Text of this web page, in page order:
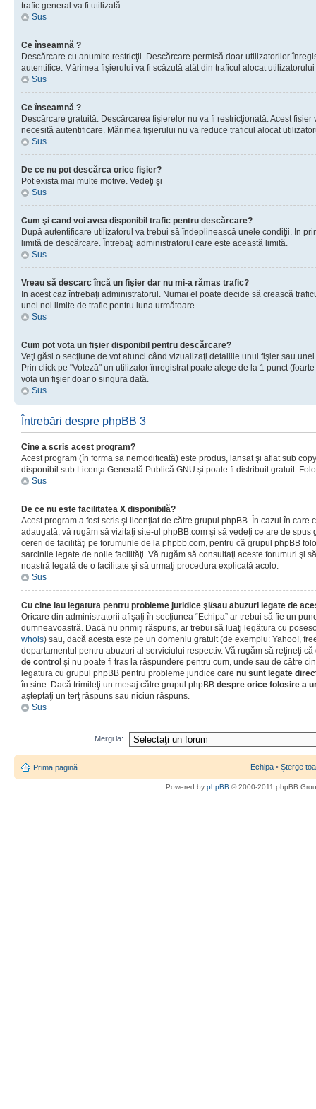
trafic general va fi utilizată.
Sus
Ce înseamnă ?
Descărcare cu anumite restricţii. Descărcare permisă doar utilizatorilor
autentifice. Mărimea fişierului va fi scăzută atât din traficul alocat
Sus
Ce înseamnă ?
Descărcare gratuită. Descărcarea fişierelor nu va fi restricţionată. Acest
necesită autentificare. Mărimea fişierului nu va reduce traficul alocat
Sus
De ce nu pot descărca orice fişier?
Pot exista mai multe motive. Vedeţi şi
Sus
Cum şi cand voi avea disponibil trafic pentru descărcare?
După autentificare utilizatorul va trebui să îndeplinească unele condiţii. In
limită de descărcare. Întrebaţi administratorul care este această limită.
Sus
Vreau să descarc încă un fişier dar nu mi-a rămas trafic?
In acest caz întrebaţi administratorul. Numai el poate decide să crească
unei noi limite de trafic pentru luna următoare.
Sus
Cum pot vota un fişier disponibil pentru descărcare?
Veţi găsi o secţiune de vot atunci când vizualizaţi detaliile unui fişier sau
Prin click pe "Voteză" un utilizator înregistrat poate alege de la 1 punct
vota un fişier doar o singura dată.
Sus
Întrebări despre phpBB 3
Cine a scris acest program?
Acest program (în forma sa nemodificată) este produs, lansat şi aflat sub
disponibil sub Licenţa Generală Publică GNU şi poate fi distribuit gratuit.
Sus
De ce nu este facilitatea X disponibilă?
Acest program a fost scris şi licenţiat de către grupul phpBB. În cazul în care
adaugată, vă rugăm să vizitaţi site-ul phpBB.com şi să vedeţi ce are de
cereri de facilităţi pe forumurile de la phpbb.com, pentru că grupul phpBB
sarcinile legate de noile facilităţi. Vă rugăm să consultaţi aceste forumuri şi
noastră legată de o facilitate şi să urmaţi procedura explicată acolo.
Sus
Cu cine iau legatura pentru probleme juridice şi/sau abuzuri legate de
Oricare din administratorii afişaţi în secţiunea “Echipa” ar trebui să fie un
dumneavoastră. Dacă nu primiţi răspuns, ar trebui să luaţi legătura cu
whois) sau, dacă acesta este pe un domeniu gratuit (de exemplu: Yahoo!,
departamentul pentru abuzuri al serviciului respectiv. Vă rugăm să reţineţi
de control şi nu poate fi tras la răspundere pentru cum, unde sau de către
legatura cu grupul phpBB pentru probleme juridice care nu sunt legate
în sine. Dacă trimiteţi un mesaj către grupul phpBB despre orice folosire a
aşteptaţi un terţ răspuns sau niciun răspuns.
Sus
Mergi la:
Prima pagină Echipa • Şterge
Powered by phpBB © 2000-2011 phpBB